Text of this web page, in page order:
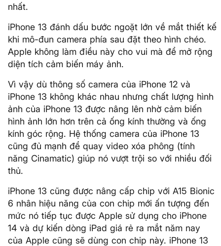
nhất.
iPhone 13 đánh dấu bước ngoặt lớn về mắt thiết kế
khi mô-đun camera phía sau đặt theo hình chéo.
Apple không làm điều này cho vui mà để mở rộng
diện tích cảm biến máy ảnh.
Vì vậy dù thông số camera của iPhone 12 và
iPhone 13 không khác nhau nhưng chất lượng hình
ảnh của iPhone 13 được nâng lên nhờ cảm biến
hình ảnh lớn hơn trên cả ống kính thường và ống
kính góc rộng. Hệ thống camera của iPhone 13
cũng đủ mạnh để quay video xóa phông (tính
năng Cinamatic) giúp nó vượt trội so với nhiều đối
thủ.
iPhone 13 cũng được nâng cấp chip với A15 Bionic
6 nhân hiệu năng của con chip mới ấn tượng đến
mức nó tiếp tục được Apple sử dụng cho iPhone
14 và dự kiến dòng iPad giá rẻ ra mắt năm nay
của Apple cũng sẽ dùng con chip này. iPhone 13